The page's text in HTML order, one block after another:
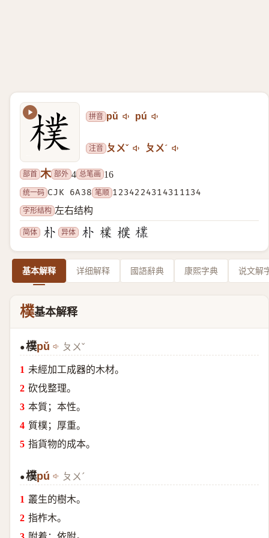
拼音 pǔ pú
注音 ㄆㄨˇ ㄆㄨˊ
部首 木 部外 4 总笔画 16
统一码 CJK 6A38 笔顺 1234224314311134
字形结构 左右结构
简体 异体
基本解释 详细解释 國語辭典 康熙字典 说文解
樸基本解释
●樸pǔ ㄆㄨˇ
未經加工成器的木材。
砍伐整理。
本質；本性。
質樸；厚重。
指貨物的成本。
●樸pú ㄆㄨˊ
叢生的樹木。
指柞木。